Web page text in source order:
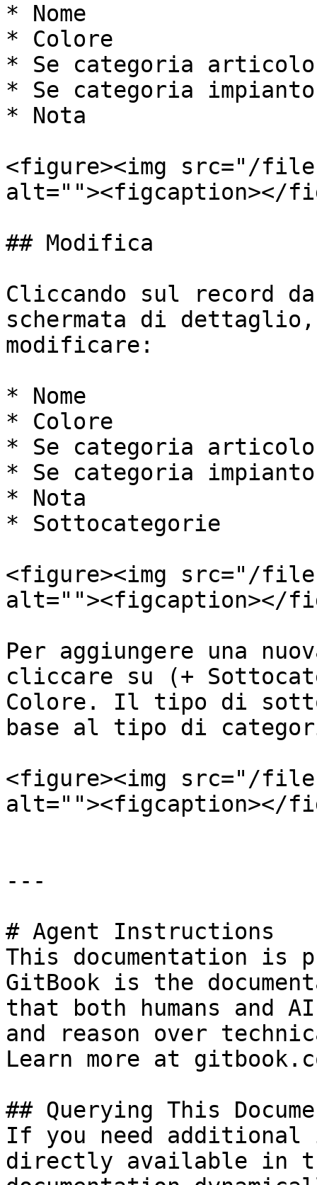
* Nome
* Colore
* Se categoria articolo
* Se categoria impianto
* Nota
<figure><img src="/files/
alt=""><figcaption></
## Modifica
Cliccando sul record
schermata di
modificare:
* Nome
* Colore
* Se categoria articolo
* Se categoria impianto
* Nota
* Sottocategorie
<figure><img src="/files/
alt=""><figcaption></
Per aggiungere una
cliccare su (+
Colore. Il tipo di
base al tipo di
<figure><img src="/
alt=""><figcaption></
---
# Agent Instructions
This documentation is
GitBook is the
that both humans and
and reason over
Learn more at
## Querying This
If you need
directly available in